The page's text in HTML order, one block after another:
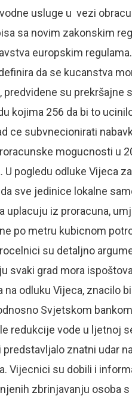
usluge u vezi
sa novim zakonskim
europskim
da se kucanstva
su prekršajne
kojima 256 da bi to
ce subvnecionirati
mogucnosti u
pogledu odluke Vijeca
sve jedinice lokalne
iz proracuna,
po metru kubicnom
su detaljno
svaki grad mora
odluku Vijeca, znacilo
Svjetskom
redukcije vode u ljetnoj
znatni udar
Vijecnici su dobili i
zbrinjavanju osoba